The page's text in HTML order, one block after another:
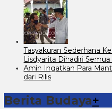
Tasyakuran Sederhana
Lisdyarita Dihadiri
Amin Ingatkan Para
dari Rilis
Berita Budaya+